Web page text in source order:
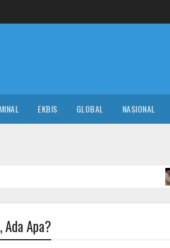
EKBIS GLOBAL NASIONAL
Apa?